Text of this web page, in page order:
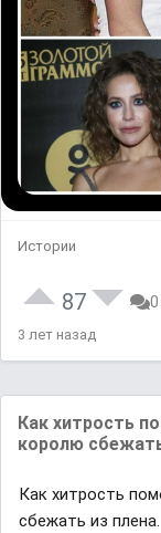
Истории
87
3 лет назад
Как хитрость
королю
Как хитрость
сбежать из плена.